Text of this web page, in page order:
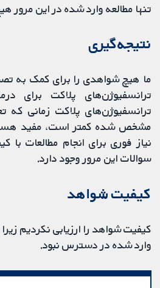
تنها مطالعه وارد شده در این مرور
نتیجه‌گیری
ما هیچ شواهدی را برای کمک به
ترانسفیوژن‌های پلاکت برای
ترانسفیوژن‌های پلاکت زمانی که
مشخص شده کمتر است، مفید
نیاز فوری برای انجام مطالعات
سوالات این مرور وجود دارد.
کیفیت شواهد
کیفیت شواهد را ارزیابی نکردیم
وارد شده در دسترس نبود.